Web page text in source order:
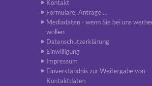
Kontakt
Formulare, Anträge …
Mediadaten - wenn Sie bei uns
wollen
Datenschutzerklärung
Einwilligung
Impressum
Einverständnis zur Weitergabe von
Kontaktdaten